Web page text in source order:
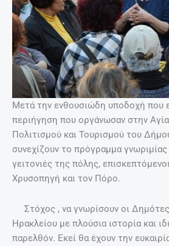
Μετά την ενθουσιώδη υποδοχή που
περιήγηση που οργάνωσαν στην
Πολιτισμού και Τουρισμού του
συνεχίζουν το πρόγραμμα γνωριμίας
γειτονιές της πόλης,
Χρυσοπηγή και τον Πόρο.
Στόχος , να γνωρίσουν οι Δημότες
Ηρακλείου με πλούσια ιστορία και
παρελθόν. Εκεί θα έχουν την